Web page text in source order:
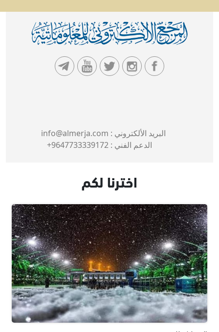
البريد الألكتروني : info@almerja.com
الدعم الفني : 9647733339172+
اخترنا لكم